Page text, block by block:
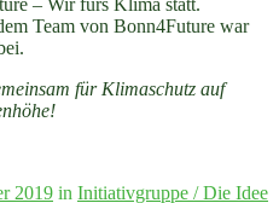
– Wir fürs Klima statt.
Team von Bonn4Future war
für Klimaschutz auf
2019 in Initiativgruppe / Die Idee